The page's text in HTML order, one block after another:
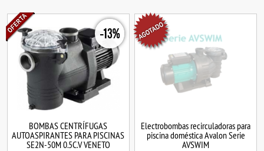
-13%
BOMBAS CENTRÍFUGAS
AUTOASPIRANTES PARA PISCINAS
SE2N-50M 0.5C.V VENETO
Electrobombas recirculadoras para
piscina doméstica Avalon Serie
AVSWIM